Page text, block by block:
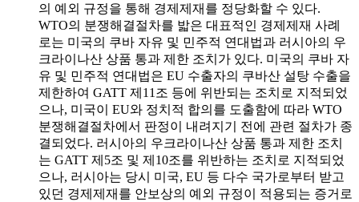
의 예외 규정을 통해 경제제재를 정당화할 수 있다.
WTO의 분쟁해결절차를 밟은 대표적인 경제제재 사례
로는 미국의 쿠바 자유 및 민주적 연대법과 러시아의 우
크라이나산 상품 통과 제한 조치가 있다. 미국의 쿠바 자
유 및 민주적 연대법은 EU 수출자의 쿠바산 설탕 수출을
제한하여 GATT 제11조 등에 위반되는 조치로 지적되었
으나, 미국이 EU와 정치적 합의를 도출함에 따라 WTO
분쟁해결절차에서 판정이 내려지기 전에 관련 절차가 종
결되었다. 러시아의 우크라이나산 상품 통과 제한 조치
는 GATT 제5조 및 제10조를 위반하는 조치로 지적되었
으나, 러시아는 당시 미국, EU 등 다수 국가로부터 받고
있던 경제제재를 안보상의 예외 규정이 적용되는 증거로